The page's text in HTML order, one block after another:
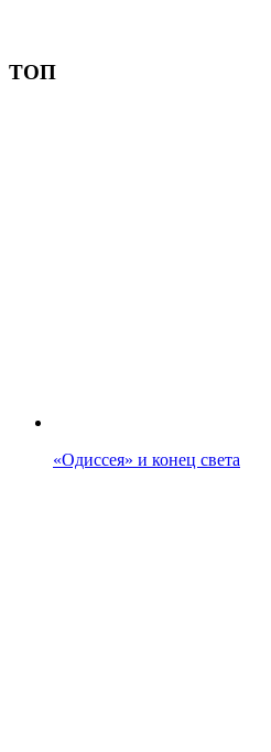
ТОП
«Одиссея» и конец света